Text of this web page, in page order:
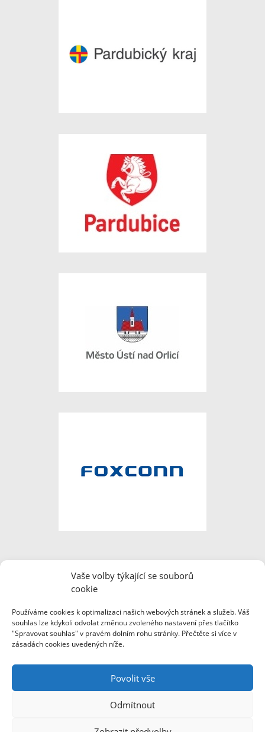
Vaše volby týkající se souborů
cookie
Používáme cookies k optimalizaci našich webových stránek a služeb. Váš
souhlas lze kdykoli odvolat změnou zvoleného nastavení přes tlačítko
"Spravovat souhlas" v pravém dolním rohu stránky. Přečtěte si více v
zásadách cookies uvedených níže.
Povolit vše
Odmítnout
ČR a společnosti Foxconn Česká republika.